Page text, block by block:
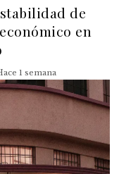
de
en
1 semana